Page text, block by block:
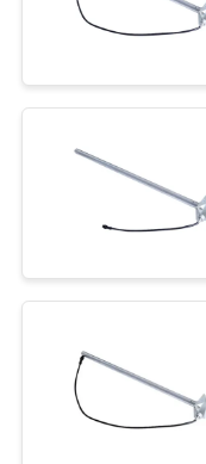
CONTATTICI
RICHIEDA
CITAZIONE
MAPPA